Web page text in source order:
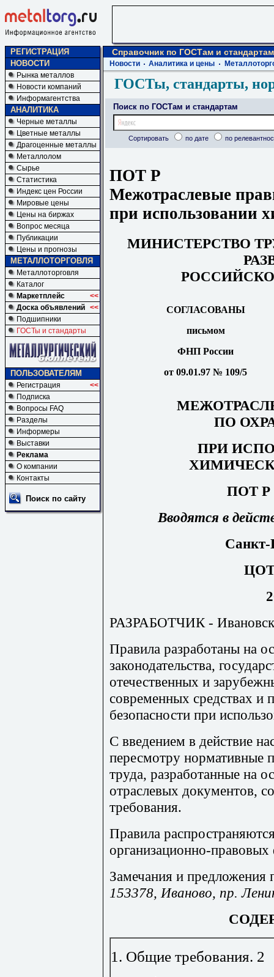
РЕГИСТРАЦИЯ
НОВОСТИ
Рынка металлов
Новости компаний
Информагентства
АНАЛИТИКА
Черные металлы
Цветные металлы
Драгоценные металлы
Металлолом
Сырье
Статистика
Индекс цен России
Мировые цены
Цены на биржах
Вопрос месяца
Публикации
Цены и прогнозы
МЕТАЛЛОТОРГОВЛЯ
Металлоторговля
Каталог
Маркетплейс
<<
Доска объявлений <<
Подшипники
ГОСТы и стандарты
ПОЛЬЗОВАТЕЛЯМ
Регистрация
<<
Подписка
Вопросы FAQ
Разделы
Информеры
Выставки
Реклама
О компании
Контакты
Поиск по сайту
Справочник по ГОСТам и стандартам
Новости Аналитика и цены
ГОСТы, стандарты,
Поиск по ГОСТам и стандартам
Сортировать по дате по
ПОТ Р
Межотраслевые
при использовании
МИНИСТЕРСТВО
СОГЛАСОВАНЫ
письмом
ФНП России
от 09.01.97 № 109/5
ПО
ПРИ
ПОТ Р
Вводятся в
Санкт-
РАЗРАБОТЧИК -
Правила разработаны на
законодательства,
отечественных и
современных средствах и
безопасности при
С введением в действие
пересмотру нормативные
труда, разработанные на
отраслевых документов,
требования.
Правила
организационно-
Замечания и предложения
153378, Иваново, пр.
1. Общие требования. 2